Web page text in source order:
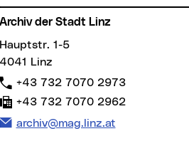
Archiv der Stadt Linz
Hauptstr. 1-5
4041 Linz
Telefon:
+43 732 7070 2973
Fax:
+43 732 7070 2962
E-Mail Adresse:
archiv@mag.linz.at